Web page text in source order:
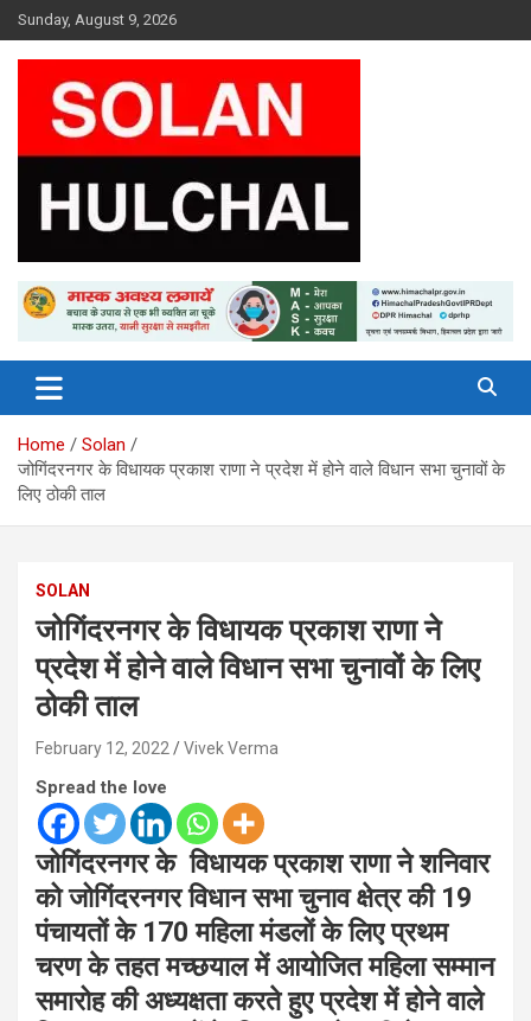
Skip
to
content
Sunday, August 9, 2026
Solan Hulchal
Home
Solan
जोगिंदरनगर के विधायक प्रकाश राणा ने प्रदेश में होने वाले विधान सभा चुनावों के
लिए ठोकी ताल
SOLAN
जोगिंदरनगर के विधायक प्रकाश राणा ने
प्रदेश में होने वाले विधान सभा चुनावों के लिए
ठोकी ताल
February 12, 2022 Vivek Verma
Spread the love
जोगिंदरनगर के विधायक प्रकाश राणा ने शनिवार
को जोगिंदरनगर विधान सभा चुनाव क्षेत्र की 19
पंचायतों के 170 महिला मंडलों के लिए प्रथम
चरण के तहत मच्छयाल में आयोजित महिला सम्मान
समारोह की अध्यक्षता करते हुए प्रदेश में होने वाले